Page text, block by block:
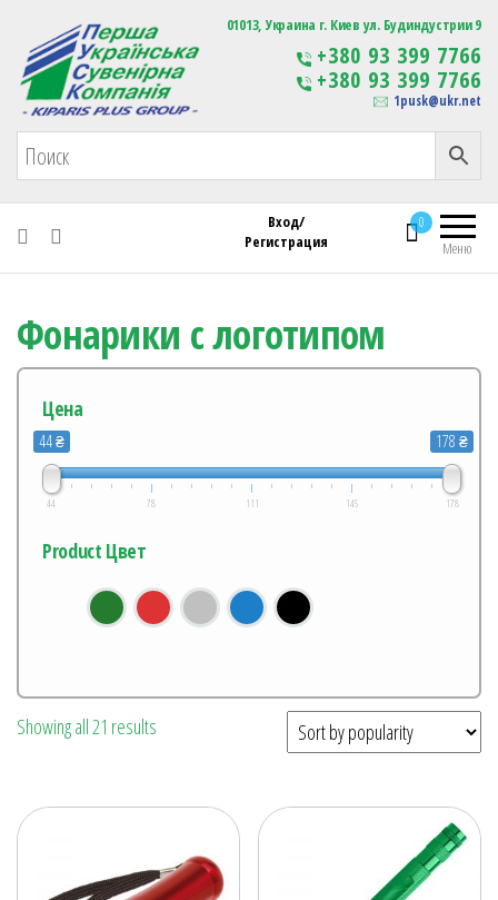
Первая Украинская Сувенирная Компания Изготовление
сувенирной продукции
с логотипом
01013, Украина г. Киев ул. Будиндустрии 9
+380 93 399 7766
+380 93 399 7766
1pusk@ukr.net
Меню
0
Вход/
Регистрация
Фонарики с логотипом
Цена
44 ₴ 178 ₴
44 78 111 145 178
Product Цвет
Showing all 21 results